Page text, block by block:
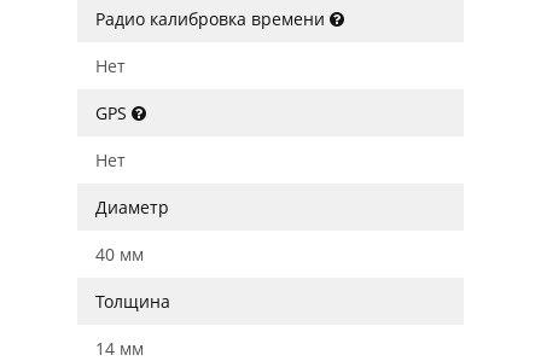
Радио калибровка времени
Нет
GPS
Нет
Диаметр
40 мм
Толщина
14 мм